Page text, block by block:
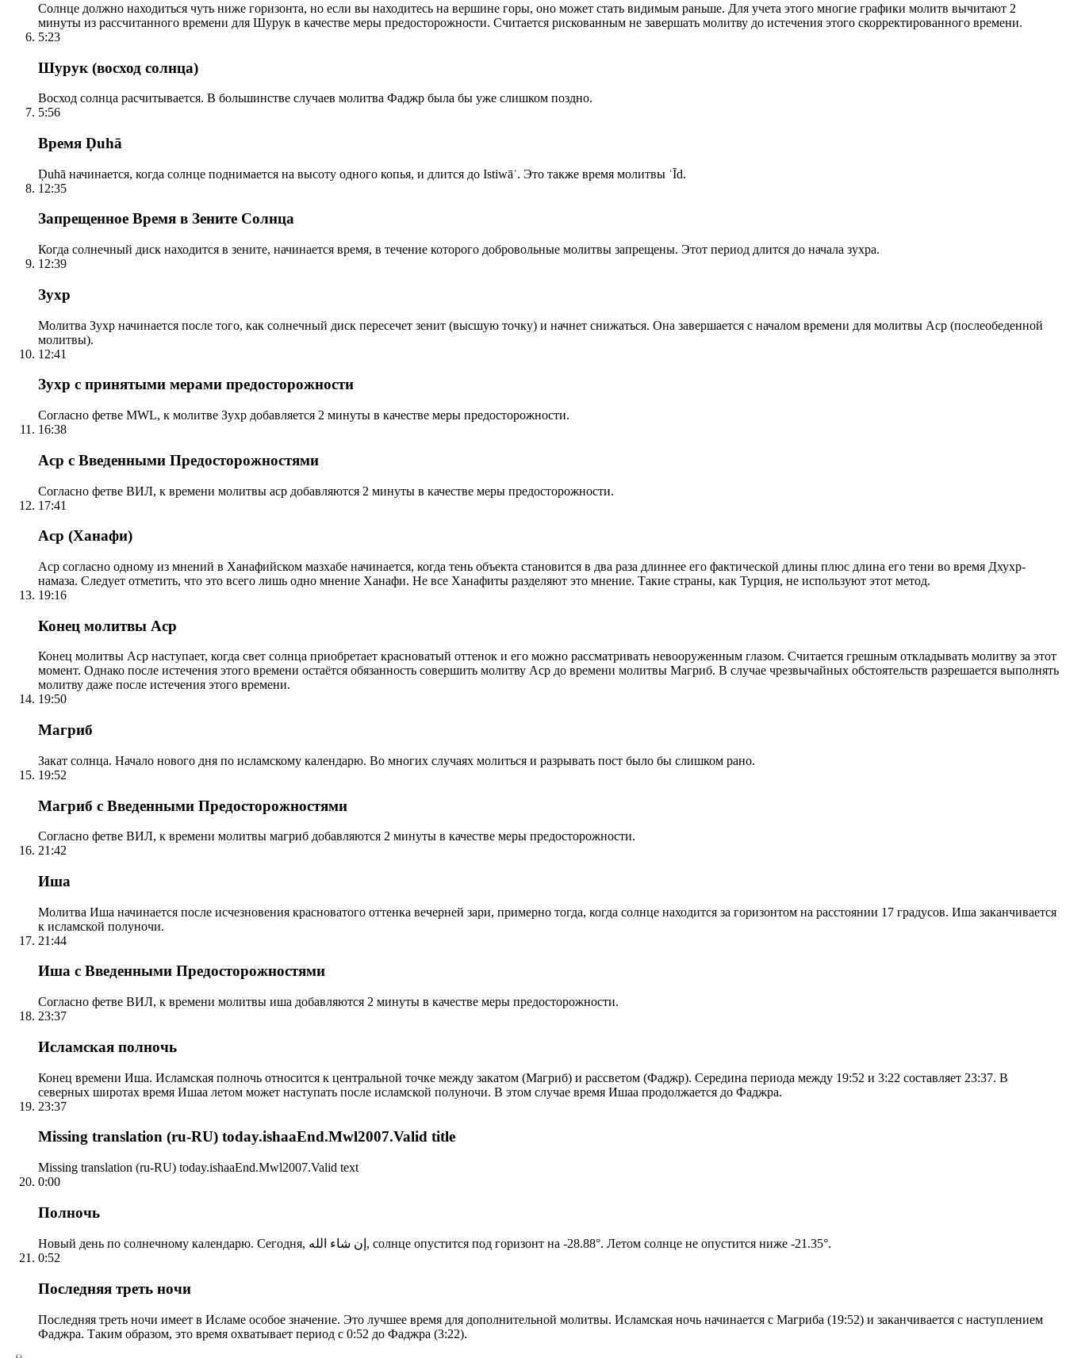
Солнце должно находиться чуть ниже горизонта, но если вы находитесь на вершине горы, оно может стать видимым раньше. Для учета этого многие графики молитв вычитают 2
минуты из рассчитанного времени для Шурук в качестве меры предосторожности. Считается рискованным не завершать молитву до истечения этого скорректированного времени.
5:23
Шурук (восход солнца)
Восход солнца расчитывается. В большинстве случаев молитва Фаджр была бы уже слишком поздно.
5:56
Время Ḍuhā
Ḍuhā начинается, когда солнце поднимается на высоту одного копья, и длится до Istiwāʾ. Это также время молитвы ʿĪd.
12:35
Запрещенное Время в Зените Солнца
Когда солнечный диск находится в зените, начинается время, в течение которого добровольные молитвы запрещены. Этот период длится до начала зухра.
12:39
Зухр
Молитва Зухр начинается после того, как солнечный диск пересечет зенит (высшую точку) и начнет снижаться. Она завершается с началом времени для молитвы Аср (послеобеденной
молитвы).
12:41
Зухр с принятыми мерами предосторожности
Согласно фетве MWL, к молитве Зухр добавляется 2 минуты в качестве меры предосторожности.
16:38
Аср с Введенными Предосторожностями
Согласно фетве ВИЛ, к времени молитвы аср добавляются 2 минуты в качестве меры предосторожности.
17:41
Аср (Ханафи)
Аср согласно одному из мнений в Ханафийском мазхабе начинается, когда тень объекта становится в два раза длиннее его фактической длины плюс длина его тени во время Дхухр-
намаза. Следует отметить, что это всего лишь одно мнение Ханафи. Не все Ханафиты разделяют это мнение. Такие страны, как Турция, не используют этот метод.
19:16
Конец молитвы Аср
Конец молитвы Аср наступает, когда свет солнца приобретает красноватый оттенок и его можно рассматривать невооруженным глазом. Считается грешным откладывать молитву за этот
момент. Однако после истечения этого времени остаётся обязанность совершить молитву Аср до времени молитвы Магриб. В случае чрезвычайных обстоятельств разрешается выполнять
молитву даже после истечения этого времени.
19:50
Магриб
Закат солнца. Начало нового дня по исламскому календарю. Во многих случаях молиться и разрывать пост было бы слишком рано.
19:52
Магриб с Введенными Предосторожностями
Согласно фетве ВИЛ, к времени молитвы магриб добавляются 2 минуты в качестве меры предосторожности.
21:42
Иша
Молитва Иша начинается после исчезновения красноватого оттенка вечерней зари, примерно тогда, когда солнце находится за горизонтом на расстоянии 17 градусов. Иша заканчивается
к исламской полуночи.
21:44
Иша с Введенными Предосторожностями
Согласно фетве ВИЛ, к времени молитвы иша добавляются 2 минуты в качестве меры предосторожности.
23:37
Исламская полночь
Конец времени Иша. Исламская полночь относится к центральной точке между закатом (Магриб) и рассветом (Фаджр). Середина периода между 19:52 и 3:22 составляет 23:37. В
северных широтах время Ишаа летом может наступать после исламской полуночи. В этом случае время Ишаа продолжается до Фаджра.
23:37
Missing translation (ru-RU) today.ishaaEnd.Mwl2007.Valid title
Missing translation (ru-RU) today.ishaaEnd.Mwl2007.Valid text
0:00
Полночь
Новый день по солнечному календарю. Сегодня, إن شاء الله, солнце опустится под горизонт на -28.88°. Летом солнце не опустится ниже -21.35°.
0:52
Последняя треть ночи
Последняя треть ночи имеет в Исламе особое значение. Это лучшее время для дополнительной молитвы. Исламская ночь начинается с Магриба (19:52) и заканчивается с наступлением
Фаджра. Таким образом, это время охватывает период с 0:52 до Фаджра (3:22).